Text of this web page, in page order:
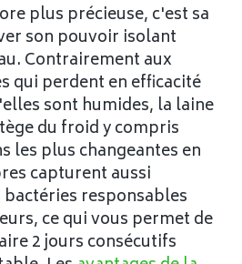
plus précieuse, c'est sa
son pouvoir isolant
Contrairement aux
qui perdent en efficacité
sont humides, la laine
du froid y compris
les plus changeantes en
capturent aussi
responsables
ce qui vous permet de
2 jours consécutifs